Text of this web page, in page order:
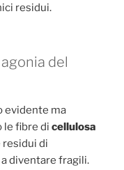
residui.
del
evidente ma
le fibre di cellulosa
di
diventare fragili.